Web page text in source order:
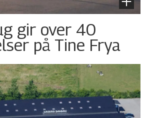
gir over 40
på Tine Frya